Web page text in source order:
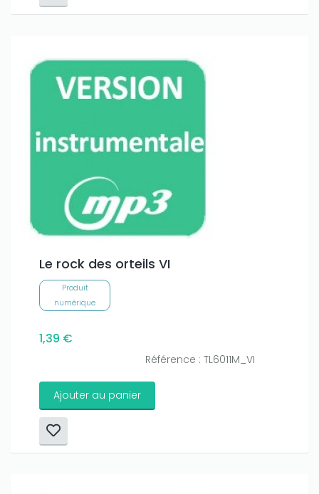
Le rock des orteils VI
Produit
numérique
1,39 €
Référence : TL6011M_VI
Ajouter au panier